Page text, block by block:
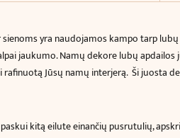
yra naudojamos kampo tarp
jaukumo. Namų dekore lubų
Jūsų namų interjerą. Ši juosta
kitą eilute einančių pusrutulių,